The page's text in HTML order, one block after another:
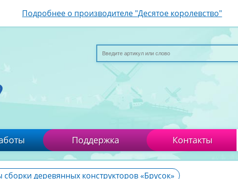
Подробнее о производителе "Десятое королевство"
Поддержка Контакты
сборки деревянных конструкторов «Брусок»